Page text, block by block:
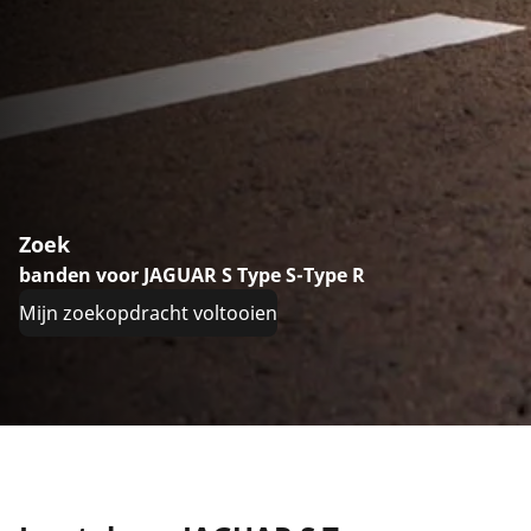
Zoek
banden voor JAGUAR S Type S-Type R
Mijn zoekopdracht voltooien